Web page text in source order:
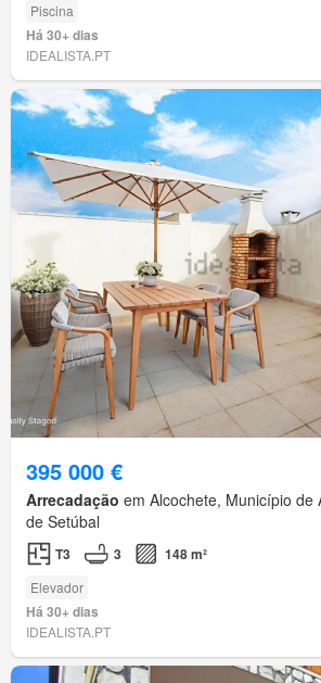
Piscina
Há 30+ dias
IDEALISTA.PT
395 000 €
Arrecadação em Alcochete, Município de
de Setúbal
T3 3 148 m²
Elevador
Há 30+ dias
IDEALISTA.PT